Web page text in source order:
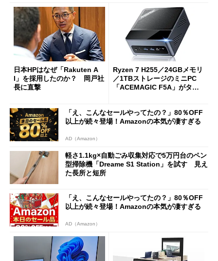
日本HPはなぜ「Rakuten A
I」を採用したのか？ 岡戸社
長に直撃
Ryzen 7 H255／24GBメモリ
／1TBストレージのミニPC
「ACEMAGIC F5A」がタイ
「え、こんなセールやってたの？」80％OFF
以上が続々登場！Amazonの本気が凄すぎる
AD（Amazon）
軽さ1.1kg×自動ごみ収集対応で5万円台のペン
型掃除機「Dreame S1 Station」を試す 見え
た長所と短所
「え、こんなセールやってたの？」80％OFF
以上が続々登場！Amazonの本気が凄すぎる
AD（Amazon）